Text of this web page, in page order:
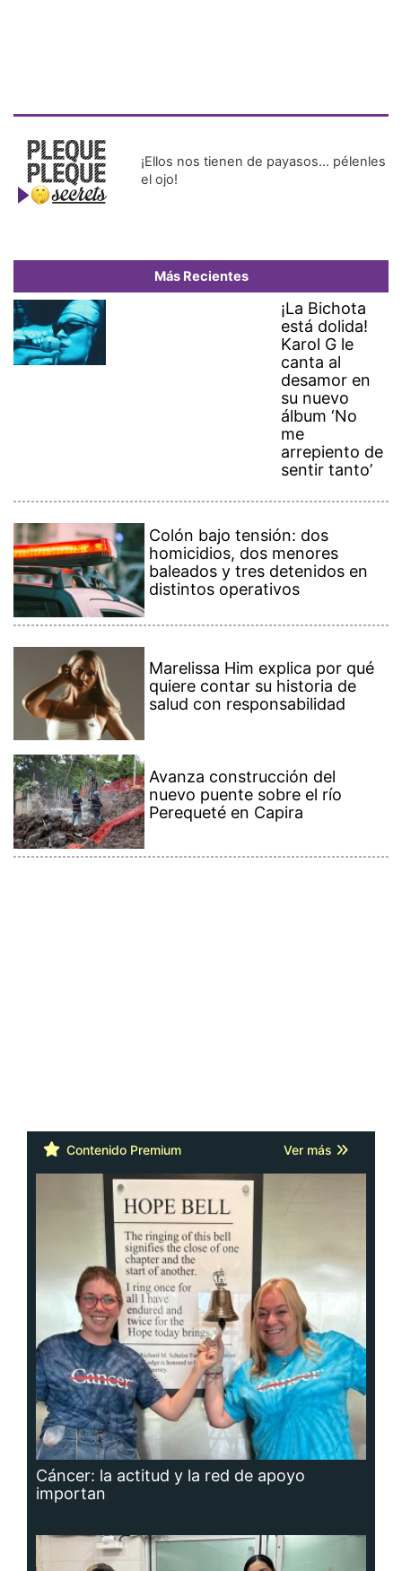
¡Ellos nos tienen de payasos… pélenles
el ojo!
Más Recientes
¡La Bichota
está dolida!
Karol G le
canta al
desamor en
su nuevo
álbum ‘No
me
arrepiento de
sentir tanto’
Colón bajo tensión: dos
homicidios, dos menores
baleados y tres detenidos en
distintos operativos
Marelissa Him explica por qué
quiere contar su historia de
salud con responsabilidad
Avanza construcción del
nuevo puente sobre el río
Perequeté en Capira
Contenido Premium Ver más
Cáncer: la actitud y la red de apoyo
importan